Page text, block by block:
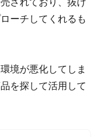
ーチしてくれるも
境が悪化してしま
を探して活用して